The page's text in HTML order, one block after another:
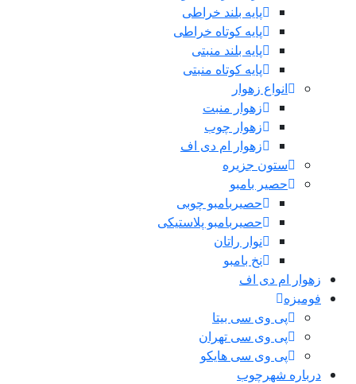
پایه بلند خراطی
پایه کوتاه خراطی
پایه بلند منبتی
پایه کوتاه منبتی
انواع زهوار
زهوار منبت
زهوار چوب
زهوار ام دی اف
ستون جزیره
حصیر بامبو
حصیربامبو چوبی
حصیربامبو پلاستیکی
نوار راتان
نخ بامبو
زهوار ام دی اف
فومیزه
پی وی سی بیتا
پی وی سی تهران
پی وی سی هایکو
درباره شهرچوب